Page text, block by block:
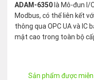
ADAM-6350là Mô-đun I/
Modbus, có thể liên kết
thông qua OPC UA và IC
mật cao trong toàn bộ
Sản phẩm được